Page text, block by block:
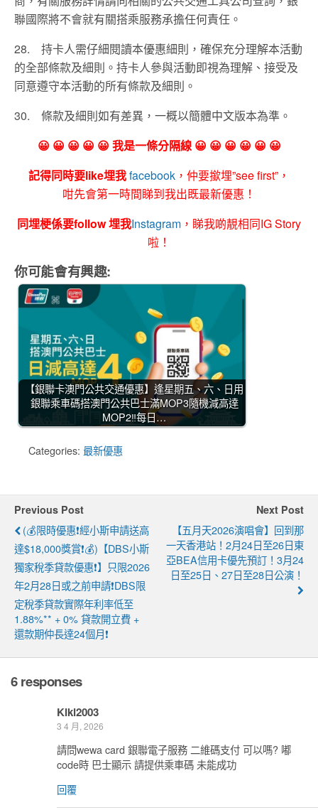
聯國際將不會就有關搭乘服務承擔任何責任。
28. 持卡人需仔細閱讀本優惠細則，確保充分理解本活動
的全部條款及細則。 持卡人參與活動即視為理解、接受及
同意遵守本活動的所有條款及細則。
30. 條款及細則如有差異， 一概以簡體中文版本為準。
😀 😀 😀 😀 😀 我是一條分隔線 😀 😀 😀 😀 😀 😀
記得同時要like埋我facebook ，仲要撳埋”see first”，
咁先會第一時間睇到我出既最新優惠！
同埋梗係要follow 埋我Instagram ，睇我啲靚相同IG Story
啦！
你可能會有興趣:
【銀聯卡澳門公共交通優惠】逢星期五、六、日用
銀聯乘車碼搭澳門公共巴士滿MOP3隨機減高達
MOP2‼️每日…
Categories: 最新優惠
Previous Post
(💰限時優惠❗經小斯申請送高
達$18,000獎賞❗💰)【DBS小斯
獨家稅季貸款優惠❗】只限2026
年2月28日或之前申請❗DBS限
定稅季貸款實際年利率低至
1.88%** + 0% 貸款開立費 +
還款期仲長達24個月❗
Next Post
【五月天2026演唱會】回到那
一天香港站！2月24日至26日東
亞BEA信用卡優先預訂！3月24
日至25日、27日至28日公演！
6 responses
Kiki2003
3 4 月, 2026
請問wewa card 銀聯電子服務 二維碼支付 可以嗎? 嘟
code時 巴士顯示 請提供乘車碼 未能成功
回覆